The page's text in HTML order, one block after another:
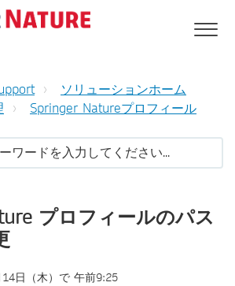
ソリューションホーム
Springer Natureプロフィール
プロフィールのパス
日（木）で 午前9:25